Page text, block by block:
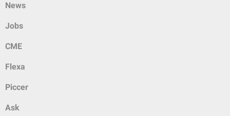
News
Jobs
CME
Flexa
Piccer
Ask